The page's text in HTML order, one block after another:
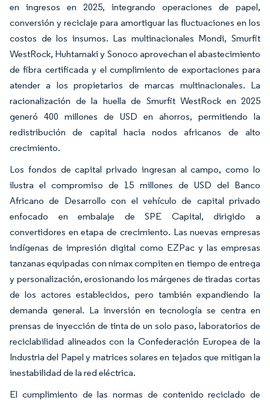
en ingresos en 2025, integrando operaciones de papel,
conversión y reciclaje para amortiguar las fluctuaciones en los
costos de los insumos. Las multinacionales Mondi, Smurfit
WestRock, Huhtamaki y Sonoco aprovechan el abastecimiento
de fibra certificada y el cumplimiento de exportaciones para
atender a los propietarios de marcas multinacionales. La
racionalización de la huella de Smurfit WestRock en 2025
generó 400 millones de USD en ahorros, permitiendo la
redistribución de capital hacia nodos africanos de alto
crecimiento.
Los fondos de capital privado ingresan al campo, como lo
ilustra el compromiso de 15 millones de USD del Banco
Africano de Desarrollo con el vehículo de capital privado
enfocado en embalaje de SPE Capital, dirigido a
convertidores en etapa de crecimiento. Las nuevas empresas
indígenas de impresión digital como EZPac y las empresas
tanzanas equipadas con nimax compiten en tiempo de entrega
y personalización, erosionando los márgenes de tiradas cortas
de los actores establecidos, pero también expandiendo la
demanda general. La inversión en tecnología se centra en
prensas de inyección de tinta de un solo paso, laboratorios de
reciclabilidad alineados con la Confederación Europea de la
Industria del Papel y matrices solares en tejados que mitigan la
inestabilidad de la red eléctrica.
El cumplimiento de las normas de contenido reciclado de